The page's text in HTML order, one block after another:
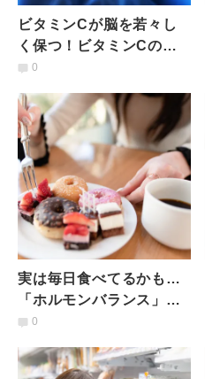
ビタミンCが脳を若々し
く保つ！ビタミンCの血
中濃度が高い人ほど「記
ク」が活発に【最新研
究】
0
実は毎日食べてるかも…
「ホルモンバランス」を
乱すNG食べ物4選｜管理
0